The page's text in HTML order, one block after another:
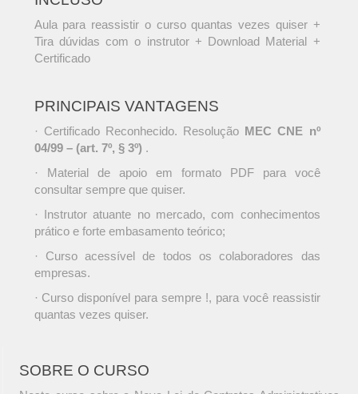
Aula para reassistir o curso quantas vezes quiser +
Tira dúvidas com o instrutor + Download Material +
Certificado
PRINCIPAIS VANTAGENS
· Certificado Reconhecido. Resolução MEC CNE nº
04/99 – (art. 7º, § 3º) .
· Material de apoio em formato PDF para você
consultar sempre que quiser.
· Instrutor atuante no mercado, com conhecimentos
prático e forte embasamento teórico;
· Curso acessível de todos os colaboradores das
empresas.
· Curso disponível para sempre !, para você reassistir
quantas vezes quiser.
SOBRE O CURSO